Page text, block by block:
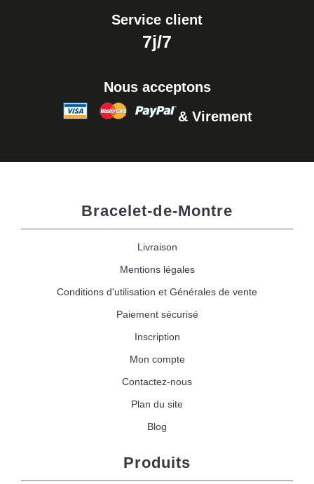
Service client
7j/7
Nous acceptons
& Virement
Bracelet-de-Montre
Livraison
Mentions légales
Conditions d'utilisation et Générales de vente
Paiement sécurisé
Inscription
Mon compte
Contactez-nous
Plan du site
Blog
Produits